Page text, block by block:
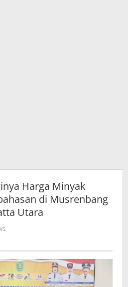
Harga Minyak
di Musrenbang
Utara